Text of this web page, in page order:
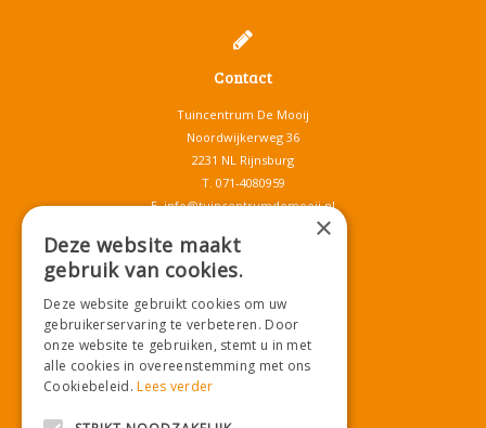
Contact
Tuincentrum De Mooij
Noordwijkerweg 36
2231 NL Rijnsburg
T. 071-4080959
E.info@tuincentrumdemooij.nl
Download onze App!
×
Deze website maakt
gebruik van cookies.
Deze website gebruikt cookies om uw
gebruikerservaring te verbeteren. Door
onze website te gebruiken, stemt u in met
alle cookies in overeenstemming met ons
Cookiebeleid.Lees verder